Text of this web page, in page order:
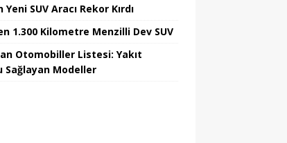
Yeni SUV Aracı Rekor Kırdı
1.300 Kilometre Menzilli Dev SUV
Otomobiller Listesi: Yakıt
Sağlayan Modeller